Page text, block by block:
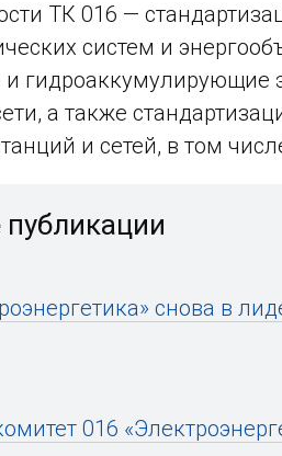
ТК 016 —
систем и
и
а также
и сетей, в том
снова в
016